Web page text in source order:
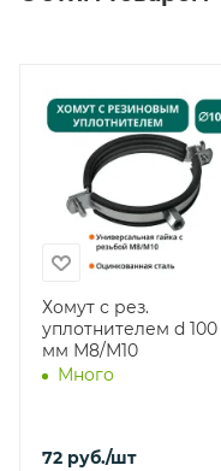
Хомут с рез.
уплотнителем d 100
мм М8/М10
Много
72 руб./шт